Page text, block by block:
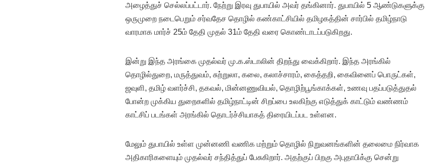
அழைத்துச் செல்லப்பட்டார். நேற்று இரவு துபாயில் அவர் தங்கினார். துபாயில் 5 ஆண்டுகளுக்கு
ஒருமுறை நடைபெறும் சர்வதேச தொழில் கண்காட்சியில் தமிழகத்தின் சார்பில் தமிழ்நாடு
வாரமாக மார்ச் 25ம் தேதி முதல் 31ம் தேதி வரை கொண்டாடப்படுகிறது.
இன்று இந்த அரங்கை முதல்வர் மு.க.ஸ்டாலின் திறந்து வைக்கிறார். இந்த அரங்கில்
தொழில்துறை, மருத்துவம், சுற்றுலா, கலை, கலாச்சாரம், கைத்தறி, கைவினைப் பொருட்கள்,
ஜவுளி, தமிழ் வளர்ச்சி, தகவல், மின்னணுவியல், தொழிற்பூங்காக்கள், உணவு பதப்படுத்துதல்
போன்ற முக்கிய துறைகளில் தமிழ்நாட்டின் சிறப்பை உலகிற்கு எடுத்துக் காட்டும் வண்ணம்
காட்சிப் படங்கள் அரங்கில் தொடர்ச்சியாகத் திரையிடப்பட உள்ளன.
மேலும் துபாயில் உள்ள முன்னணி வணிக மற்றும் தொழில் நிறுவனங்களின் தலைமை நிர்வாக
அதிகாரிகளையும் முதல்வர் சந்தித்துப் பேசுகிறார். அதற்குப் பிறகு அபுதாபிக்கு சென்று